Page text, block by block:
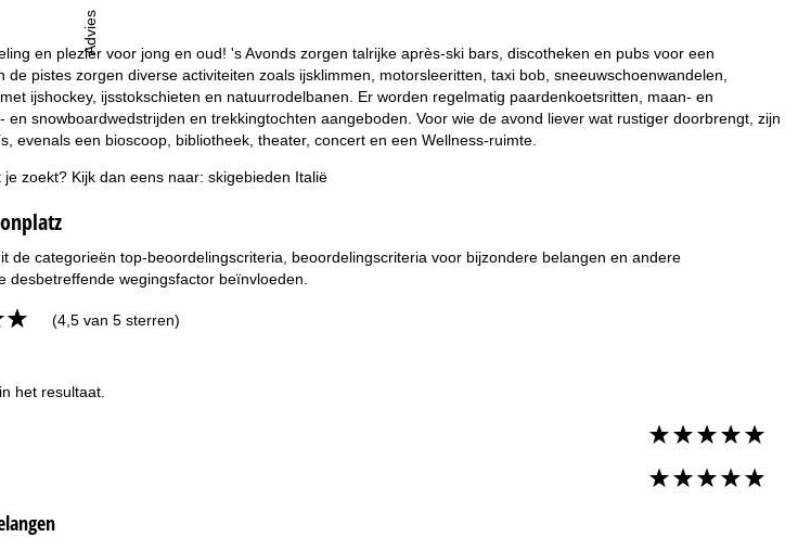
Advies
en plezier voor jong en oud! 's Avonds zorgen talrijke après-ski bars, discotheken en pubs voor een
pistes zorgen diverse activiteiten zoals ijsklimmen, motorsleeritten, taxi bob, sneeuwschoenwandelen,
ijshockey, ijsstokschieten en natuurrodelbanen. Er worden regelmatig paardenkoetsritten, maan- en
en snowboardwedstrijden en trekkingtochten aangeboden. Voor wie de avond liever wat rustiger doorbrengt, zijn
evenals een bioscoop, bibliotheek, theater, concert en een Wellness-ruimte.
zoekt? Kijk dan eens naar: skigebieden Italië
de categorieën top-beoordelingscriteria, beoordelingscriteria voor bijzondere belangen en andere
wegingsfactor beïnvloeden.
(4,5 van 5 sterren)
het resultaat.